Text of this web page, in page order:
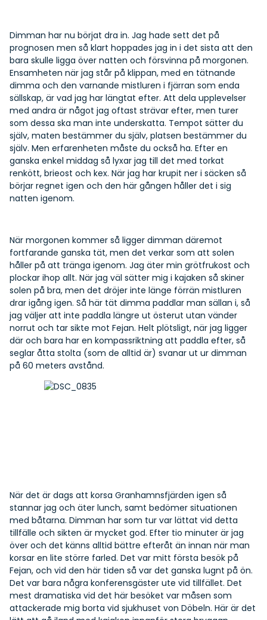
Dimman har nu börjat dra in. Jag hade sett det på
prognosen men så klart hoppades jag in i det sista att den
bara skulle ligga över natten och försvinna på morgonen.
Ensamheten när jag står på klippan, med en tätnande
dimma och den varnande mistluren i fjärran som enda
sällskap, är vad jag har längtat efter. Att dela upplevelser
med andra är något jag oftast strävar efter, men turer
som dessa ska man inte underskatta. Tempot sätter du
själv, maten bestämmer du själv, platsen bestämmer du
själv. Men erfarenheten måste du också ha. Efter en
ganska enkel middag så lyxar jag till det med torkat
renkött, brieost och kex. När jag har krupit ner i säcken så
börjar regnet igen och den här gången håller det i sig
natten igenom.
När morgonen kommer så ligger dimman däremot
fortfarande ganska tät, men det verkar som att solen
håller på att tränga igenom. Jag äter min grötfrukost och
plockar ihop allt. När jag väl sätter mig i kajaken så skiner
solen på bra, men det dröjer inte länge förrän mistluren
drar igång igen. Så här tät dimma paddlar man sällan i, så
jag väljer att inte paddla längre ut österut utan vänder
norrut och tar sikte mot Fejan. Helt plötsligt, när jag ligger
där och bara har en kompassriktning att paddla efter, så
seglar åtta stolta (som de alltid är) svanar ut ur dimman
på 60 meters avstånd.
När det är dags att korsa Granhamnsfjärden igen så
stannar jag och äter lunch, samt bedömer situationen
med båtarna. Dimman har som tur var lättat vid detta
tillfälle och sikten är mycket god. Efter tio minuter är jag
över och det känns alltid bättre efteråt än innan när man
korsar en lite större farled. Det var mitt första besök på
Fejan, och vid den här tiden så var det ganska lugnt på ön.
Det var bara några konferensgäster ute vid tillfället. Det
mest dramatiska vid det här besöket var måsen som
attackerade mig borta vid sjukhuset von Döbeln. Här är det